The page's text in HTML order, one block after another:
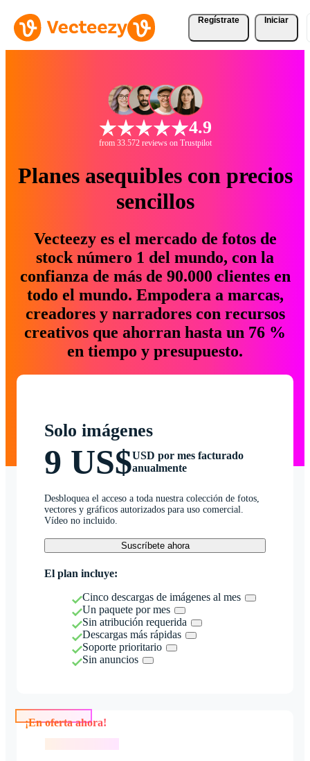
Regístrate Iniciar
4.9
from 33.572 reviews on Trustpilot
Planes asequibles con precios
sencillos
Vecteezy es el mercado de fotos de
stock número 1 del mundo, con la
confianza de más de 90.000 clientes en
todo el mundo. Empodera a marcas,
creadores y narradores con recursos
creativos que ahorran hasta un 76 %
en tiempo y presupuesto.
Solo imágenes
9 US$USD por mes facturado
anualmente
Desbloquea el acceso a toda nuestra colección de fotos,
vectores y gráficos autorizados para uso comercial.
Vídeo no incluido.
Suscríbete ahora
El plan incluye:
Cinco descargas de imágenes al mes
Un paquete por mes
Sin atribución requerida
Descargas más rápidas
Soporte prioritario
Sin anuncios